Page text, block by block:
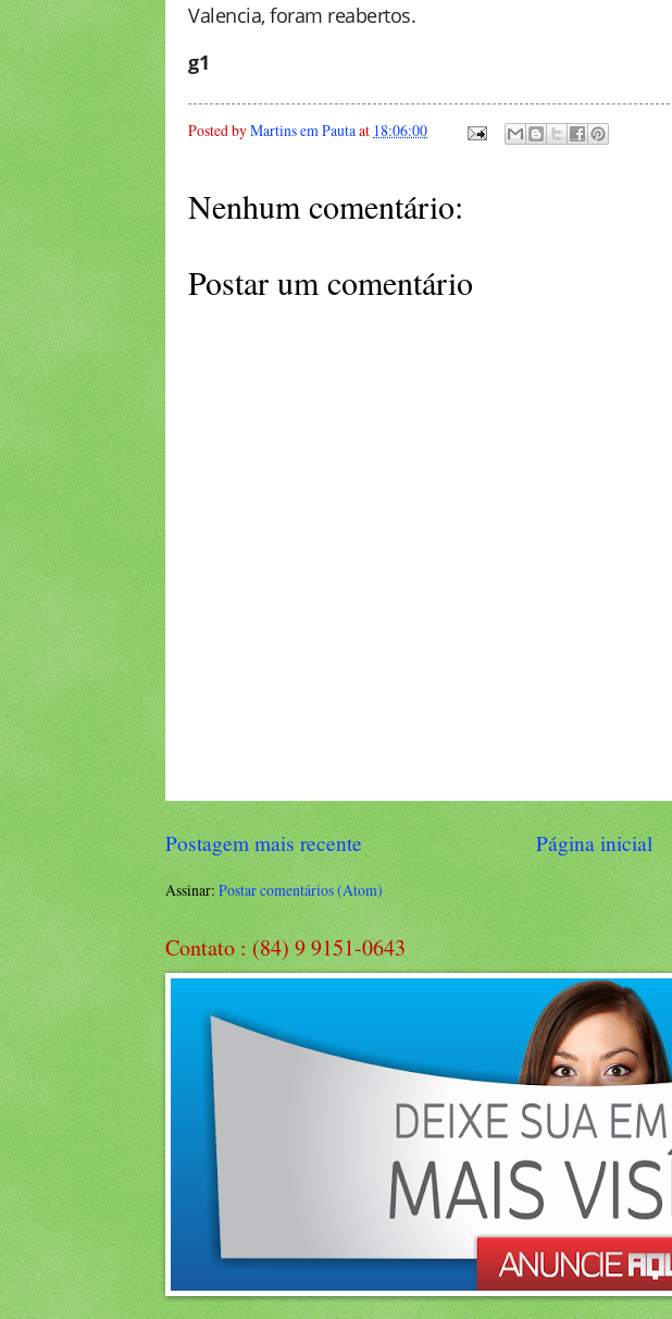
Valencia, foram reabertos.
g1
Posted byMartins em Pautaat 18:06:00
Nenhum comentário:
Postar um comentário
Postagem mais recente Página inicial
Assinar:Postar comentários (Atom)
Contato : (84) 9 9151-0643